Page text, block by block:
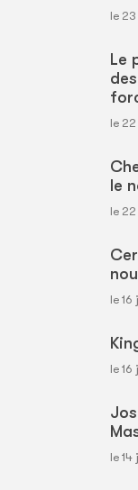
le
Le
le
le
le
le
le
le